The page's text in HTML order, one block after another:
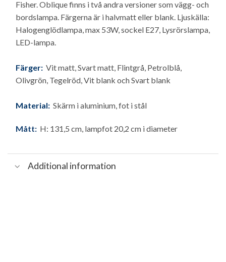
Fisher. Oblique finns i två andra versioner som vägg- och
bordslampa. Färgerna är i halvmatt eller blank. Ljuskälla:
Halogenglödlampa, max 53W, sockel E27, Lysrörslampa,
LED-lampa.
Färger: Vit matt, Svart matt, Flintgrå, Petrolblå,
Olivgrön, Tegelröd, Vit blank och Svart blank
Material: Skärm i aluminium, fot i stål
Mått: H: 131,5 cm, lampfot 20,2 cm i diameter
Additional information